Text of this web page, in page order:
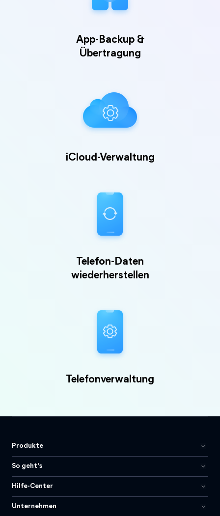
App-Backup &
Übertragung
iCloud-Verwaltung
Telefon-Daten
wiederherstellen
Telefonverwaltung
Produkte
So geht's
Hilfe-Center
Unternehmen